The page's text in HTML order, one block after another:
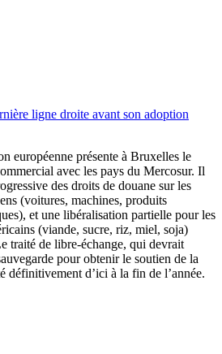
ligne droite avant son adoption
européenne présente à Bruxelles le
avec les pays du Mercosur. Il
des droits de douane sur les
(voitures, machines, produits
et une libéralisation partielle pour les
(viande, sucre, riz, miel, soja)
traité de libre-échange, qui devrait
pour obtenir le soutien de la
définitivement d’ici à la fin de l’année.